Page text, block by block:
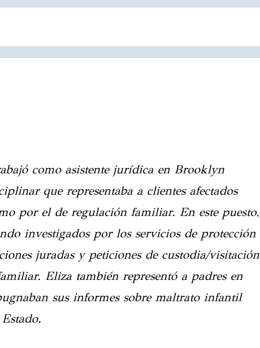
como asistente jurídica en Brooklyn
que representaba a clientes afectados
por el de regulación familiar. En este puesto,
investigados por los servicios de protección
juradas y peticiones de custodia/visitación
Eliza también representó a padres en
sus informes sobre maltrato infantil